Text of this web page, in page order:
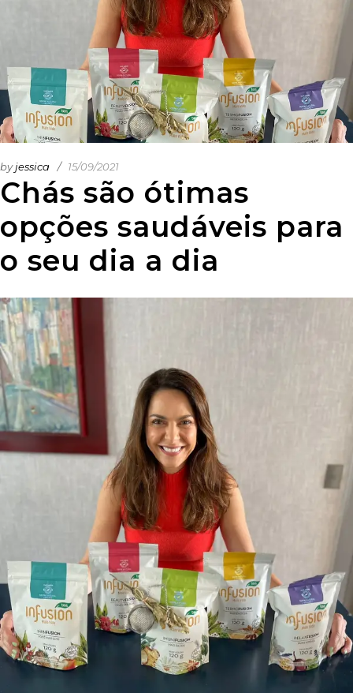
Chás são ótimas
opções saudáveis para
o seu dia a dia
byjessica 15/09/2021